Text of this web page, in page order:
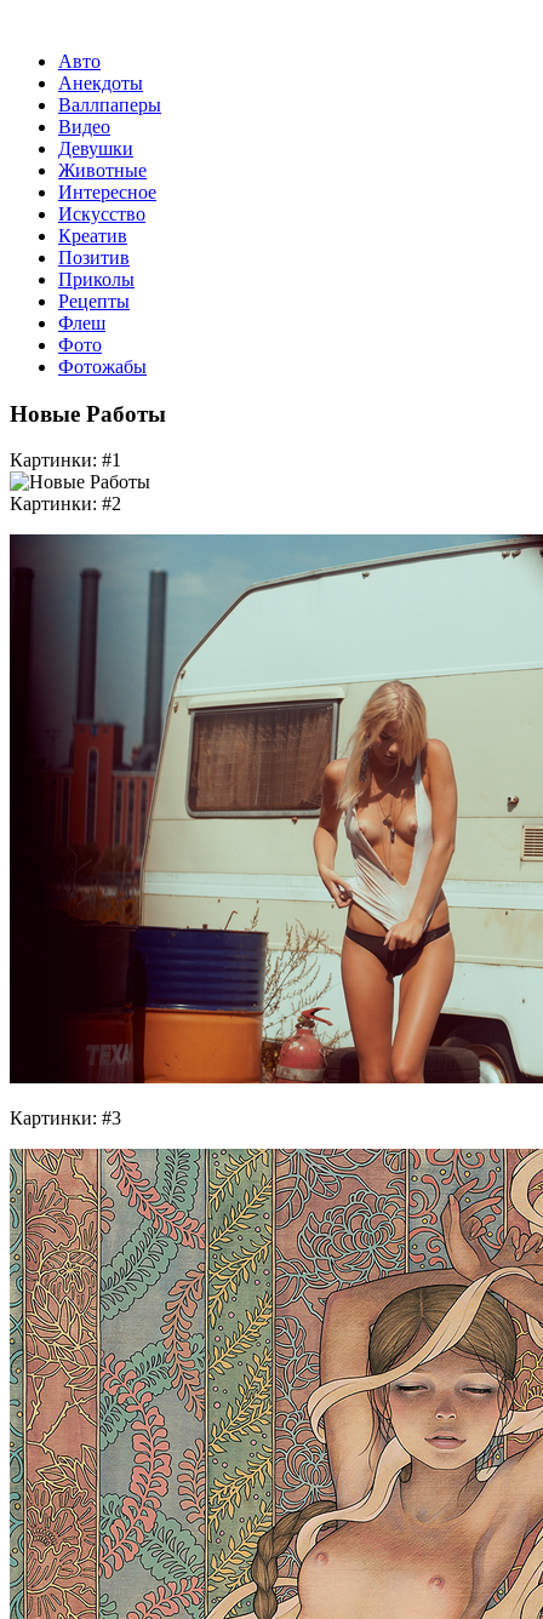
Авто
Анекдоты
Валлпаперы
Видео
Девушки
Животные
Интересное
Искусство
Креатив
Позитив
Приколы
Рецепты
Флеш
Фото
Фотожабы
Новые Работы
Картинки: #1
Картинки: #2
Картинки: #3